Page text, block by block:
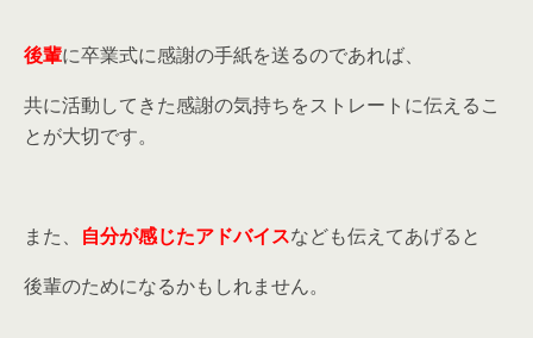
後輩に卒業式に感謝の手紙を送るのであれば、
共に活動してきた感謝の気持ちをストレートに伝えるこ
とが大切です。
また、 自分が感じたアドバイスなども伝えてあげると
後輩のためになるかもしれません。